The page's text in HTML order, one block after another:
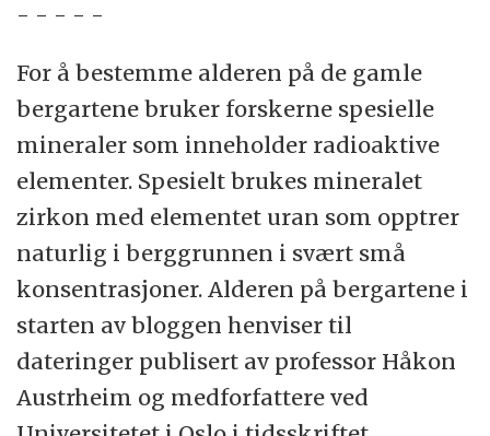
- - - - -
For å bestemme alderen på de gamle
bergartene bruker forskerne spesielle
mineraler som inneholder radioaktive
elementer. Spesielt brukes mineralet
zirkon med elementet uran som opptrer
naturlig i berggrunnen i svært små
konsentrasjoner. Alderen på bergartene i
starten av bloggen henviser til
dateringer publisert av professor Håkon
Austrheim og medforfattere ved